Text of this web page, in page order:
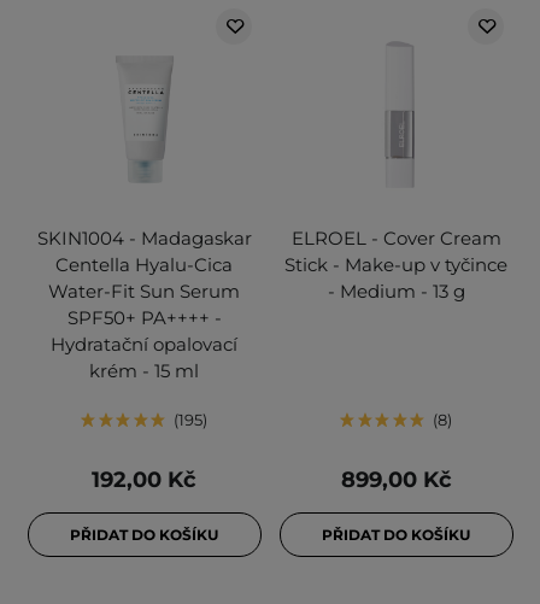
SKIN1004 - Madagaskar
Centella Hyalu-Cica
Water-Fit Sun Serum
SPF50+ PA++++ -
Hydratační opalovací
krém - 15 ml
195
192,00 Kč
PŘIDAT DO KOŠÍKU
ELROEL - Cover Cream
Stick - Make-up v tyčince
- Medium - 13 g
8
899,00 Kč
PŘIDAT DO KOŠÍKU